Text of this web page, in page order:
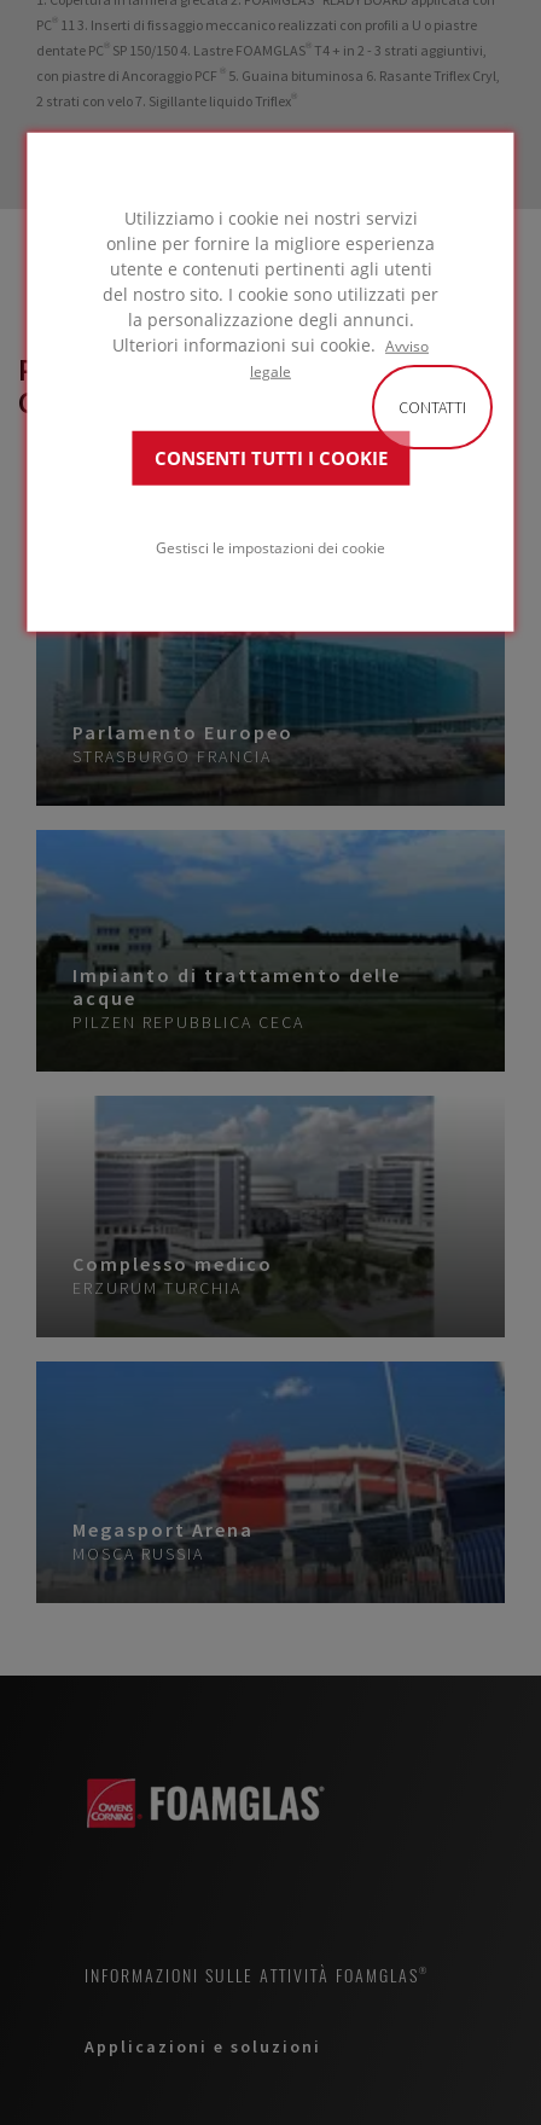
Utilizziamo i cookie nei nostri servizi
online per fornire la migliore esperienza
utente e contenuti pertinenti agli utenti
del nostro sito. I cookie sono utilizzati per
la personalizzazione degli annunci.
Ulteriori informazioni sui cookie. Avviso
legale
CONSENTI TUTTI I COOKIE
Gestisci le impostazioni dei cookie
PC® 11 3. Inserti di fissaggio meccanico realizzati con profili a U o piastre
dentate PC® SP 150/150 4. Lastre FOAMGLAS® T4 + in 2 - 3 strati aggiuntivi,
con piastre di Ancoraggio PCF ® 5. Guaina bituminosa 6. Rasante Triflex Cryl,
2 strati con velo 7. Sigillante liquido Triflex®
PROGETTI DI RIFERIMENTO
CORRELATI
Parlamento Europeo
STRASBURGO FRANCIA
Impianto di trattamento delle
acque
PILZEN REPUBBLICA CECA
Complesso medico
ERZURUM TURCHIA
Megasport Arena
MOSCA RUSSIA
CONTATTI
INFORMAZIONI SULLE ATTIVITÀ FOAMGLAS®
Applicazioni e soluzioni